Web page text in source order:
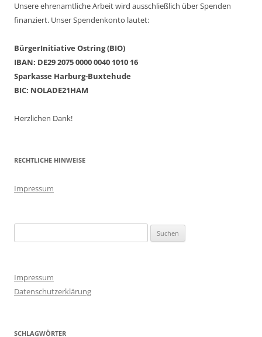
Unsere ehrenamtliche Arbeit wird ausschließlich über Spenden
finanziert. Unser Spendenkonto lautet:
BürgerInitiative Ostring (BIO)
IBAN: DE29 2075 0000 0040 1010 16
Sparkasse Harburg-Buxtehude
BIC: NOLADE21HAM
Herzlichen Dank!
RECHTLICHE HINWEISE
Impressum
nach:
Impressum
Datenschutzerklärung
SCHLAGWÖRTER